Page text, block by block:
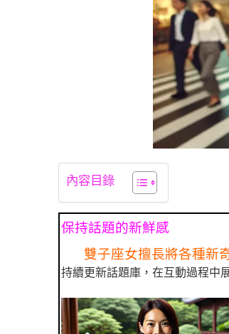
內容目錄
保持話題的新鮮感
雙子座女擅長將各種新
持續更新話題庫，在互動過程中